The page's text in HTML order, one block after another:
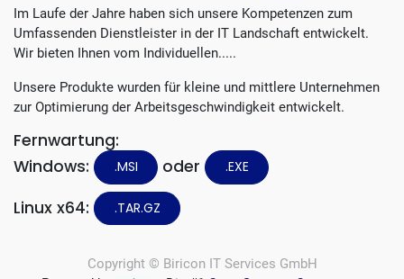
Im Laufe der Jahre haben sich unsere Kompetenzen zum
Umfassenden Dienstleister in der IT Landschaft entwickelt.
Wir bieten Ihnen vom Individuellen.....
Unsere Produkte wurden für kleine und mittlere Unternehmen
zur Optimierung der Arbeitsgeschwindigkeit entwickelt.
Fernwartung:
Windows:
.MSI oder .EXE
Linux x64: .TAR.GZ
Copyright © Biricon IT Services GmbH